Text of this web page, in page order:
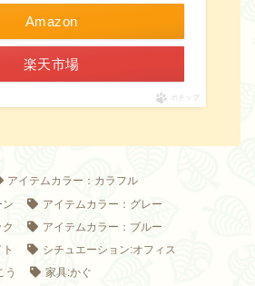
Amazon
楽天市場
ポチップ
アイテムカラー：カラフル
ン
アイテムカラー：グレー
アイテムカラー：ブルー
シチュエーション:オフィス
う
家具:かぐ